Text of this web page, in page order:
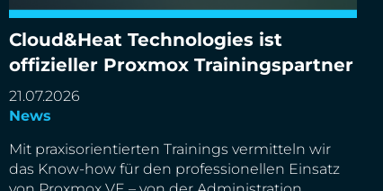
Cloud&Heat Technologies ist
offizieller Proxmox Trainingspartner
21.07.2026
News
Mit praxisorientierten Trainings vermitteln wir
das Know-how für den professionellen Einsatz
Cloud&Heat Technologies ist offizieller Proxmox
Trainingspartner